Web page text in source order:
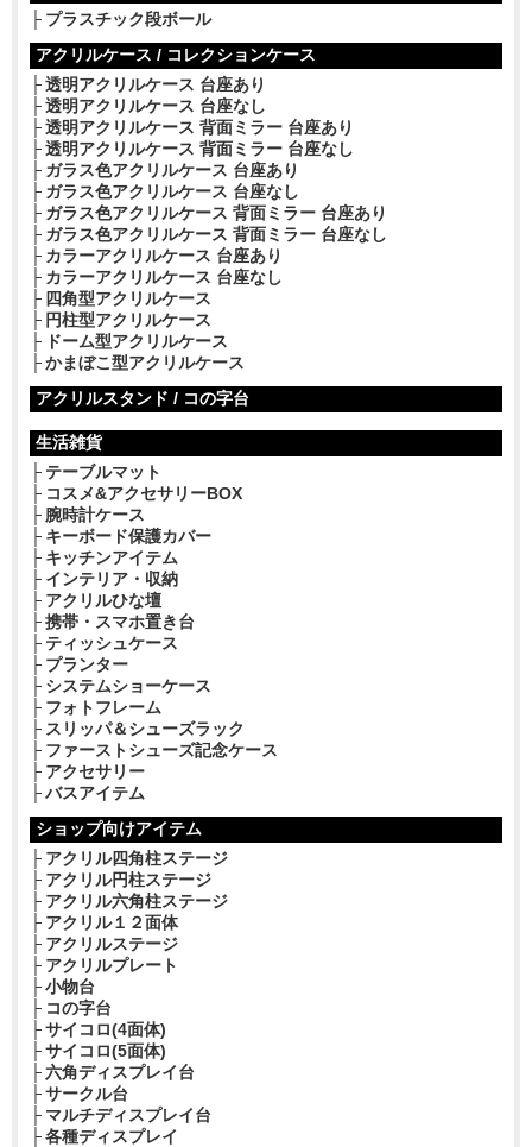
プラスチック段ボール
アクリルケース / コレクションケース
透明アクリルケース 台座あり
透明アクリルケース 台座なし
透明アクリルケース 背面ミラー 台座あり
透明アクリルケース 背面ミラー 台座なし
ガラス色アクリルケース 台座あり
ガラス色アクリルケース 台座なし
ガラス色アクリルケース 背面ミラー 台座あり
ガラス色アクリルケース 背面ミラー 台座なし
カラーアクリルケース 台座あり
カラーアクリルケース 台座なし
四角型アクリルケース
円柱型アクリルケース
ドーム型アクリルケース
かまぼこ型アクリルケース
アクリルスタンド / コの字台
生活雑貨
テーブルマット
コスメ&アクセサリーBOX
腕時計ケース
キーボード保護カバー
キッチンアイテム
インテリア・収納
アクリルひな壇
携帯・スマホ置き台
ティッシュケース
プランター
システムショーケース
フォトフレーム
スリッパ＆シューズラック
ファーストシューズ記念ケース
アクセサリー
バスアイテム
ショップ向けアイテム
アクリル四角柱ステージ
アクリル円柱ステージ
アクリル六角柱ステージ
アクリル１２面体
アクリルステージ
アクリルプレート
小物台
コの字台
サイコロ(4面体)
サイコロ(5面体)
六角ディスプレイ台
サークル台
マルチディスプレイ台
各種ディスプレイ